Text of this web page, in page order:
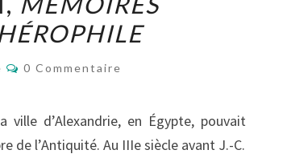
Commentaires
0 Commentaire
d’Alexandrie, en Égypte, pouvait
de l’Antiquité. Au IIIe siècle avant J.-C.